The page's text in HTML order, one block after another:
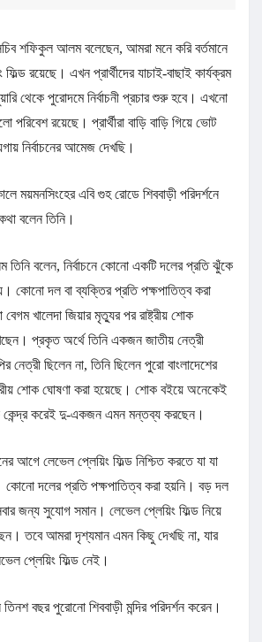
শফিকুল আলম বলেছেন, আমরা মনে করি বর্তমানে
রয়েছে। এখন প্রার্থীদের যাচাই-বাছাই কার্যক্রম
থেকে পুরোদমে নির্বাচনী প্রচার শুরু হবে। এখনো
পরিবেশ রয়েছে। প্রার্থীরা বাড়ি বাড়ি গিয়ে ভোট
নির্বাচনের আমেজ দেখছি।
ময়মনসিংহের এবি গুহ রোডে শিববাড়ী পরিদর্শনে
বলেন তিনি।
বলেন, নির্বাচনে কোনো একটি দলের প্রতি ঝুঁকে
কোনো দল বা ব্যক্তির প্রতি পক্ষপাতিত্ব করা
খালেদা জিয়ার মৃত্যুর পর রাষ্ট্রীয় শোক
প্রকৃত অর্থে তিনি একজন জাতীয় নেত্রী
নেত্রী ছিলেন না, তিনি ছিলেন পুরো বাংলাদেশের
শোক ঘোষণা করা হয়েছে। শোক বইয়ে অনেকেই
কেন্দ্র করেই দু-একজন এমন মন্তব্য করছেন।
আগে লেভেল প্লেয়িং ফিল্ড নিশ্চিত করতে যা যা
কোনো দলের প্রতি পক্ষপাতিত্ব করা হয়নি। বড় দল
জন্য সুযোগ সমান। লেভেল প্লেয়িং ফিল্ড নিয়ে
তবে আমরা দৃশ্যমান এমন কিছু দেখছি না, যার
প্লেয়িং ফিল্ড নেই।
বছর পুরোনো শিববাড়ী মন্দির পরিদর্শন করেন।